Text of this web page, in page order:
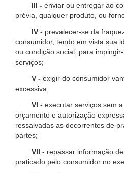
III - enviar ou entregar ao
prévia, qualquer produto, ou
IV - prevalecer-se da
consumidor, tendo em vista sua
ou condição social, para
serviços;
V - exigir do consumidor
excessiva;
VI - executar serviços sem
orçamento e autorização
ressalvadas as decorrentes de
partes;
VII - repassar informação
praticado pelo consumidor no